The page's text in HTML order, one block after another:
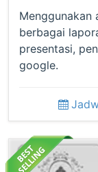
Menggunakan
berbagai
presentasi,
google.